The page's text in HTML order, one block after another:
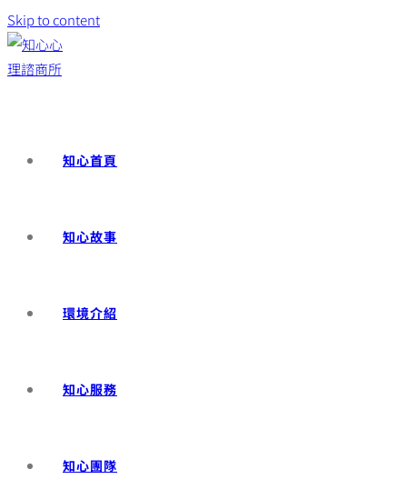
Skip to content
知心首頁
知心故事
環境介紹
知心服務
知心團隊